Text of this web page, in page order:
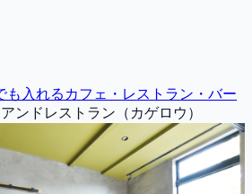
も入れるカフェ・レストラン・バー
ンドレストラン（カゲロウ）